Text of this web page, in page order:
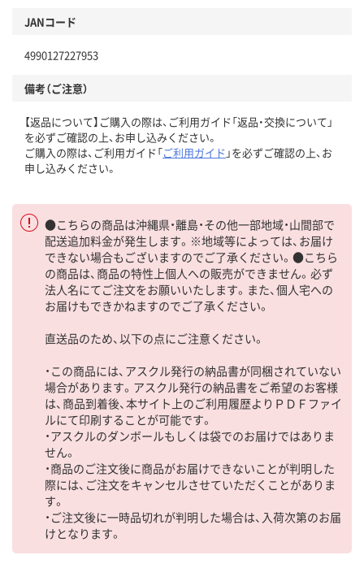
JANコード
4990127227953
備考（ご注意）
【返品について】ご購入の際は、ご利用ガイド「返品・交換について」
を必ずご確認の上、お申し込みください。
ご購入の際は、ご利用ガイド「ご利用ガイド 」を必ずご確認の上、お
申し込みください。
●こちらの商品は沖縄県・離島・その他一部地域・山間部で
配送追加料金が発生します。※地域等によっては、お届け
できない場合もございますのでご了承ください。●こちら
の商品は、商品の特性上個人への販売ができません。必ず
法人名にてご注文をお願いいたします。また、個人宅への
お届けもできかねますのでご了承ください。
直送品のため、以下の点にご注意ください。
・この商品には、アスクル発行の納品書が同梱されていない
場合があります。アスクル発行の納品書をご希望のお客様
は、商品到着後、本サイト上のご利用履歴よりＰＤＦファイ
ルにて印刷することが可能です。
・アスクルのダンボールもしくは袋でのお届けではありま
せん。
・商品のご注文後に商品がお届けできないことが判明した
際には、ご注文をキャンセルさせていただくことがありま
す。
・ご注文後に一時品切れが判明した場合は、入荷次第のお届
けとなります。